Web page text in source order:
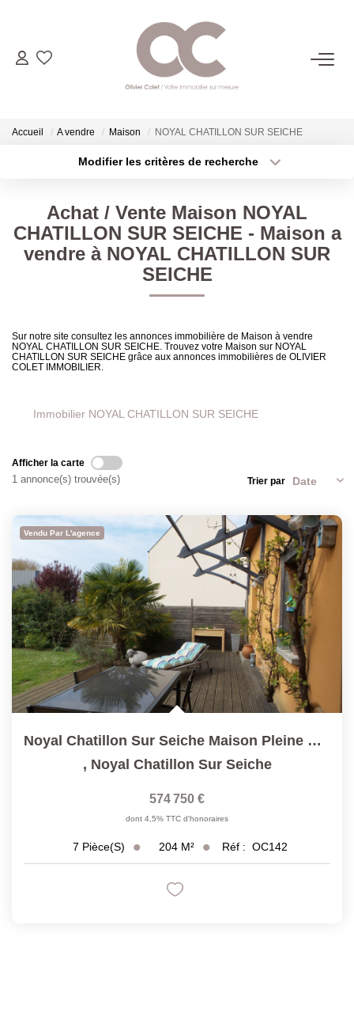
06.14.98.69.34
ACHETER
ESTIMER
L'AGENCE
Accueil A vendre Maison NOYAL CHATILLON SUR SEICHE
Modifier les critères de recherche
Sélectionnez...
Type de bien
Surface min
Achat / Vente Maison NOYAL
CHATILLON SUR SEICHE - Maison a
vendre à NOYAL CHATILLON SUR
SEICHE
Sur notre site consultez les annonces immobilière de Maison à vendre
NOYAL CHATILLON SUR SEICHE. Trouvez votre Maison sur NOYAL
CHATILLON SUR SEICHE grâce aux annonces immobilières de OLIVIER
COLET IMMOBILIER.
Immobilier NOYAL CHATILLON SUR SEICHE
Afficher la carte
1 annonce(s) trouvée(s) Trier par
Vendu Par L'agence
Noyal Chatillon Sur Seiche Maison Pleine De Cachet. T7...
, Noyal Chatillon Sur Seiche
574 750 €
dont 4,5% TTC d'honoraires
7 Pièce(s) 204 M² Réf : OC142